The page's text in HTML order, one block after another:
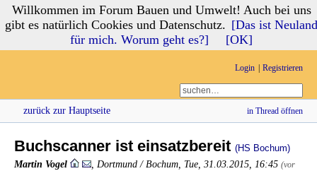
Forum Bauen und Umwelt
Login Registrieren
zurück zur Hauptseite in Thread öffnen
Buchscanner ist einsatzbereit (HS Bochum)
Martin Vogel Dortmund / Bochum Tue, 31.03.2015, 16:45 (vor
Willkommen im Forum Bauen und Umwelt! Auch bei uns
gibt es natürlich Cookies und Datenschutz. [Das ist Neuland
für mich. Worum geht es?]
[OK]